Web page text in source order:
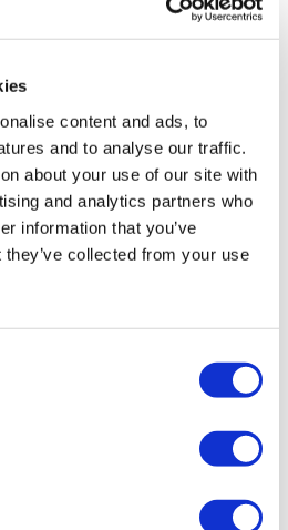
content and ads, to
and to analyse our traffic.
about your use of our site with
and analytics partners who
information that you’ve
collected from your use
su flymedi.com sono gestite da
da un istituto sanitario
Riferimento